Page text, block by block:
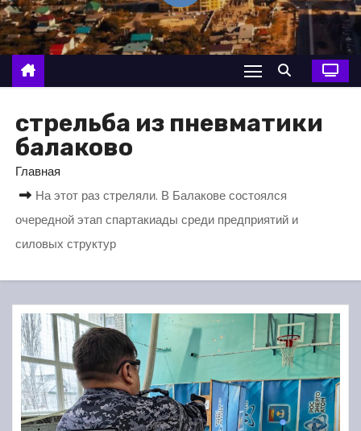
о
м
у
стрельба из пневматики
балаково
Главная
На этот раз стреляли. В Балакове состоялся
очередной этап спартакиады среди предприятий и
силовых структур